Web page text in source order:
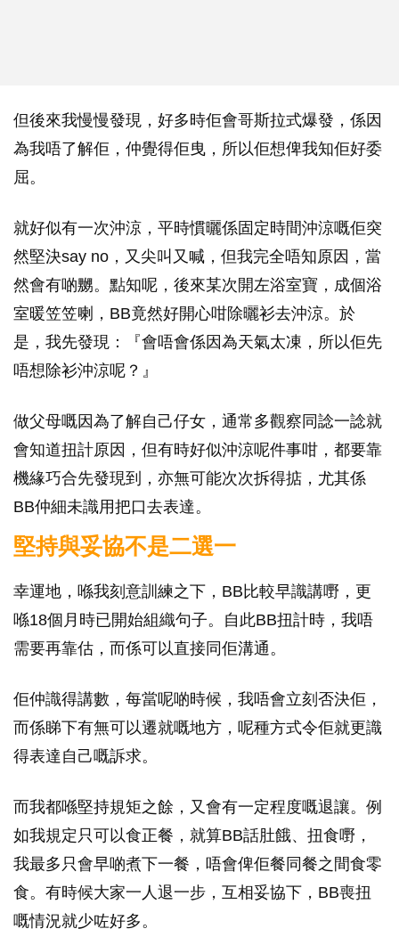
但後來我慢慢發現，好多時佢會哥斯拉式爆發，係因
為我唔了解佢，仲覺得佢曳，所以佢想俾我知佢好委
屈。
就好似有一次沖涼，平時慣曬係固定時間沖涼嘅佢突
然堅決say no，又尖叫又喊，但我完全唔知原因，當
然會有啲嬲。點知呢，後來某次開左浴室寶，成個浴
室暖笠笠喇，BB竟然好開心咁除曬衫去沖涼。於
是，我先發現：『會唔會係因為天氣太凍，所以佢先
唔想除衫沖涼呢？』
做父母嘅因為了解自己仔女，通常多觀察同諗一諗就
會知道扭計原因，但有時好似沖涼呢件事咁，都要靠
機緣巧合先發現到，亦無可能次次拆得掂，尤其係
BB仲細未識用把口去表達。
堅持與妥協不是二選一
幸運地，喺我刻意訓練之下，BB比較早識講嘢，更
喺18個月時已開始組織句子。自此BB扭計時，我唔
需要再靠估，而係可以直接同佢溝通。
佢仲識得講數，每當呢啲時候，我唔會立刻否決佢，
而係睇下有無可以遷就嘅地方，呢種方式令佢就更識
得表達自己嘅訴求。
而我都喺堅持規矩之餘，又會有一定程度嘅退讓。例
如我規定只可以食正餐，就算BB話肚餓、扭食嘢，
我最多只會早啲煮下一餐，唔會俾佢餐同餐之間食零
食。有時候大家一人退一步，互相妥協下，BB喪扭
嘅情況就少咗好多。